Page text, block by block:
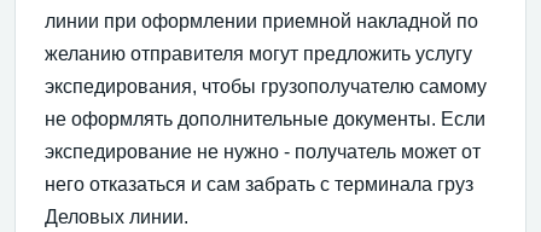
линии при оформлении приемной накладной по
желанию отправителя могут предложить услугу
экспедирования, чтобы грузополучателю самому
не оформлять дополнительные документы. Если
экспедирование не нужно - получатель может от
него отказаться и сам забрать с терминала груз
Деловых линии.